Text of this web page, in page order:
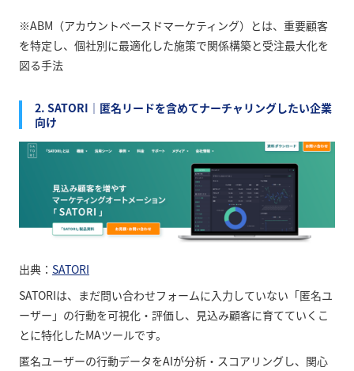
※ABM（アカウントベースドマーケティング）とは、重要顧客
を特定し、個社別に最適化した施策で関係構築と受注最大化を
図る手法
2. SATORI｜匿名リードを含めてナーチャリングしたい企業
向け
出典： SATORI
SATORIは、まだ問い合わせフォームに入力していない「匿名ユ
ーザー」の行動を可視化・評価し、見込み顧客に育てていくこ
とに特化したMAツールです。
匿名ユーザーの行動データをAIが分析・スコアリングし、関心